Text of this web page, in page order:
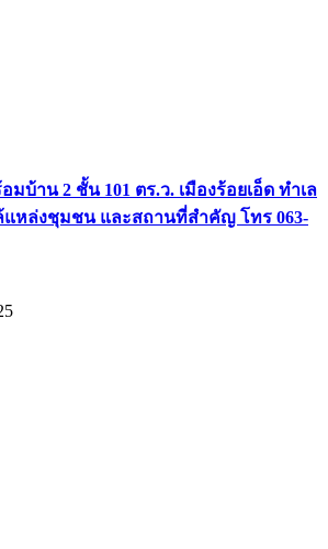
บ้าน 2 ชั้น 101 ตร.ว. เมืองร้อยเอ็ด ทำเล
แหล่งชุมชน และสถานที่สำคัญ โทร 063-